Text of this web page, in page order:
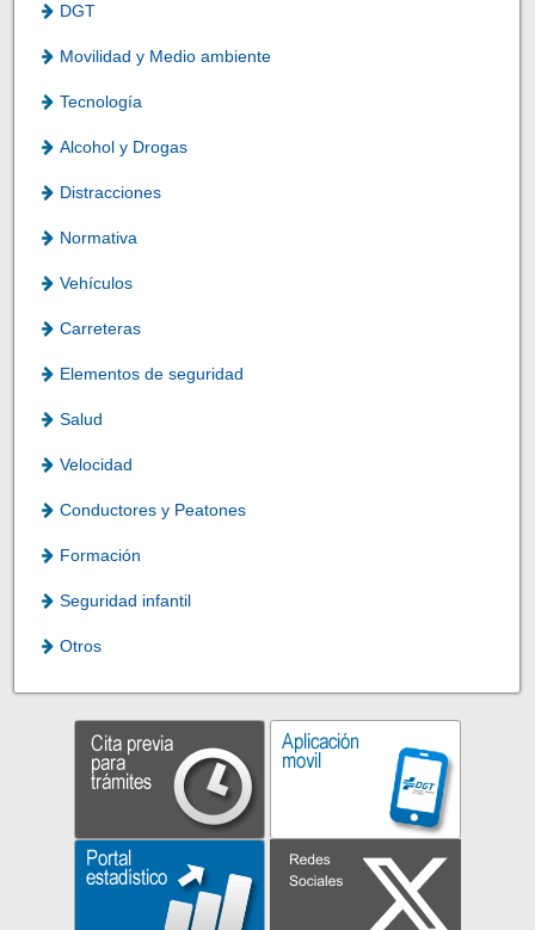
DGT
Movilidad y Medio ambiente
Tecnología
Alcohol y Drogas
Distracciones
Normativa
Vehículos
Carreteras
Elementos de seguridad
Salud
Velocidad
Conductores y Peatones
Formación
Seguridad infantil
Otros